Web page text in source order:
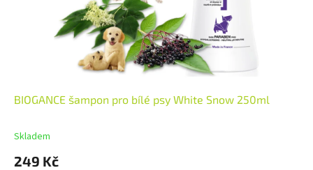
BIOGANCE šampon pro bílé psy White Snow 250ml
Skladem
249 Kč